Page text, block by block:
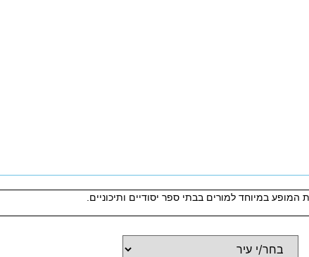
במיוחד למורים בבתי ספר יסודיים ותיכוניים.